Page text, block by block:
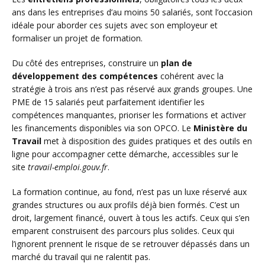
ans dans les entreprises d’au moins 50 salariés, sont l’occasion
idéale pour aborder ces sujets avec son employeur et
formaliser un projet de formation.
Du côté des entreprises, construire un plan de
développement des compétences cohérent avec la
stratégie à trois ans n’est pas réservé aux grands groupes. Une
PME de 15 salariés peut parfaitement identifier les
compétences manquantes, prioriser les formations et activer
les financements disponibles via son OPCO. Le Ministère du
Travail met à disposition des guides pratiques et des outils en
ligne pour accompagner cette démarche, accessibles sur le
site travail-emploi.gouv.fr.
La formation continue, au fond, n’est pas un luxe réservé aux
grandes structures ou aux profils déjà bien formés. C’est un
droit, largement financé, ouvert à tous les actifs. Ceux qui s’en
emparent construisent des parcours plus solides. Ceux qui
l’ignorent prennent le risque de se retrouver dépassés dans un
marché du travail qui ne ralentit pas.